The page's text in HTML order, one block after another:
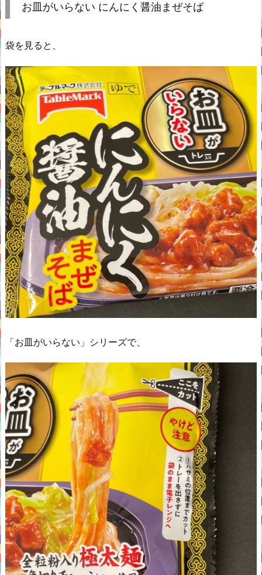
お皿がいらない にんにく醤油まぜそば
袋を見ると、
「お皿がいらない」シリーズで、